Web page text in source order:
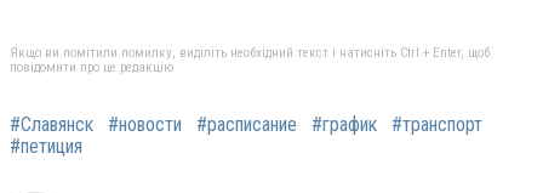
Якщо ви помітили помилку, виділіть необхідний текст і натисніть Ctrl + Enter, щоб
повідомити про це редакцію
#Славянск #новости #расписание #график
#транспорт
#петиция